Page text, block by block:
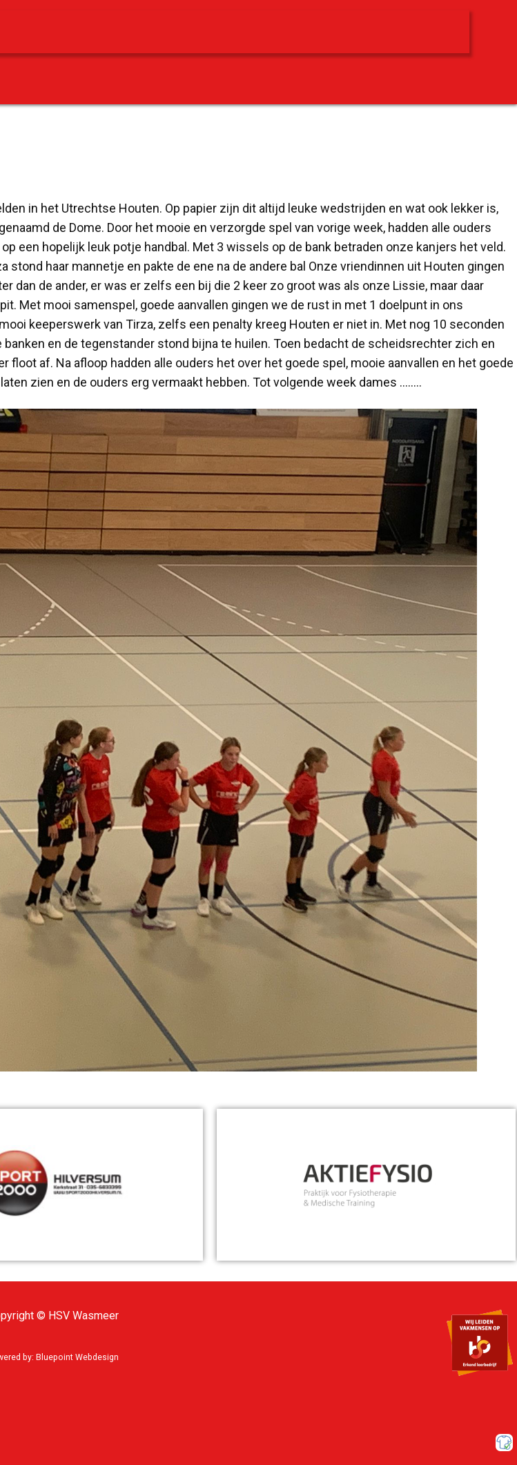
in het Utrechtse Houten. Op papier zijn dit altijd leuke wedstrijden en wat ook lekker is,
de Dome. Door het mooie en verzorgde spel van vorige week, hadden alle ouders
een hopelijk leuk potje handbal. Met 3 wissels op de bank betraden onze kanjers het veld.
haar mannetje en pakte de ene na de andere bal Onze vriendinnen uit Houten gingen
de ander, er was er zelfs een bij die 2 keer zo groot was als onze Lissie, maar daar
Met mooi samenspel, goede aanvallen gingen we de rust in met 1 doelpunt in ons
keeperswerk van Tirza, zelfs een penalty kreeg Houten er niet in. Met nog 10 seconden
en de tegenstander stond bijna te huilen. Toen bedacht de scheidsrechter zich en
af. Na afloop hadden alle ouders het over het goede spel, mooie aanvallen en het goede
zien en de ouders erg vermaakt hebben. Tot volgende week dames ……..
© HSV Wasmeer
by: Bluepoint Webdesign